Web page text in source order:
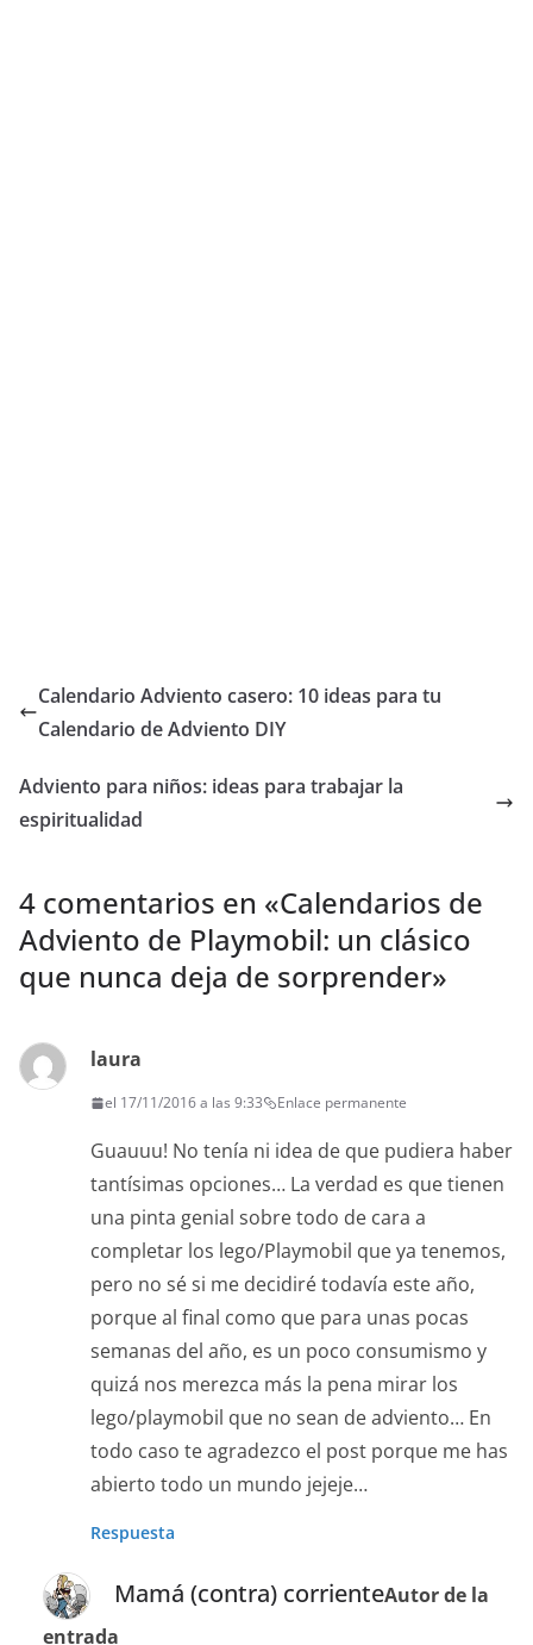
Calendario Adviento casero: 10 ideas para tu
Calendario de Adviento DIY
Adviento para niños: ideas para trabajar la
espiritualidad
4 comentarios en «Calendarios de
Adviento de Playmobil: un clásico
que nunca deja de sorprender»
laura
el 17/11/2016 a las 9:33 Enlace permanente
Guauuu! No tenía ni idea de que pudiera haber
tantísimas opciones… La verdad es que tienen
una pinta genial sobre todo de cara a
completar los lego/Playmobil que ya tenemos,
pero no sé si me decidiré todavía este año,
porque al final como que para unas pocas
semanas del año, es un poco consumismo y
quizá nos merezca más la pena mirar los
lego/playmobil que no sean de adviento… En
todo caso te agradezco el post porque me has
abierto todo un mundo jejeje…
Respuesta
Mamá (contra) corrienteAutor de la
entrada